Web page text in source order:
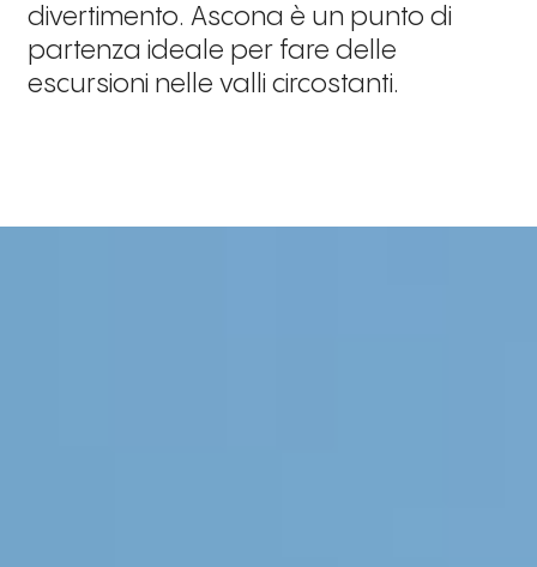
divertimento. Ascona è un punto di
partenza ideale per fare delle
escursioni nelle valli circostanti.